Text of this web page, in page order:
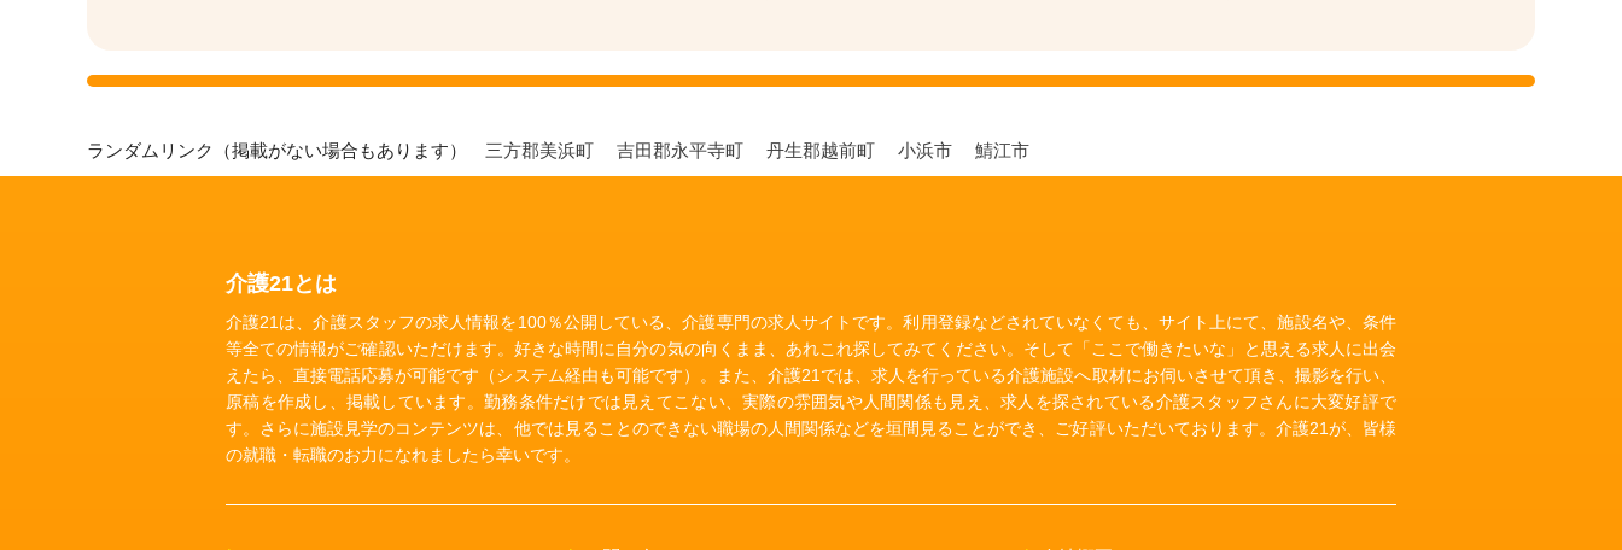
ランダムリンク（掲載がない場合もあります） 三方郡美浜町 吉田郡永平寺町 丹生郡越前町 小浜市 鯖江市
介護21とは
介護21は、介護スタッフの求人情報を100％公開している、介護専門の求人サイトです。利用登録などされていなくても、サイト上にて、施設名や、条件
等全ての情報がご確認いただけます。好きな時間に自分の気の向くまま、あれこれ探してみてください。そして「ここで働きたいな」と思える求人に出会
えたら、直接電話応募が可能です（システム経由も可能です）。また、介護21では、求人を行っている介護施設へ取材にお伺いさせて頂き、撮影を行い、
原稿を作成し、掲載しています。勤務条件だけでは見えてこない、実際の雰囲気や人間関係も見え、求人を探されている介護スタッフさんに大変好評で
す。さらに施設見学のコンテンツは、他では見ることのできない職場の人間関係などを垣間見ることができ、ご好評いただいております。介護21が、皆様
の就職・転職のお力になれましたら幸いです。